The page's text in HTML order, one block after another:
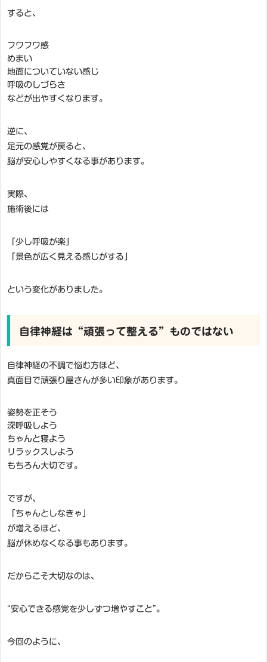
すると、
フワフワ感
めまい
地面についていない感じ
呼吸のしづらさ
などが出やすくなります。
逆に、
足元の感覚が戻ると、
脳が安心しやすくなる事があります。
実際、
施術後には
「少し呼吸が楽」
「景色が広く見える感じがする」
という変化がありました。
自律神経は“頑張って整える”ものではない
自律神経の不調で悩む方ほど、
真面目で頑張り屋さんが多い印象があります。
姿勢を正そう
深呼吸しよう
ちゃんと寝よう
リラックスしよう
もちろん大切です。
ですが、
「ちゃんとしなきゃ」
が増えるほど、
脳が休めなくなる事もあります。
だからこそ大切なのは、
“安心できる感覚を少しずつ増やすこと”。
今回のように、